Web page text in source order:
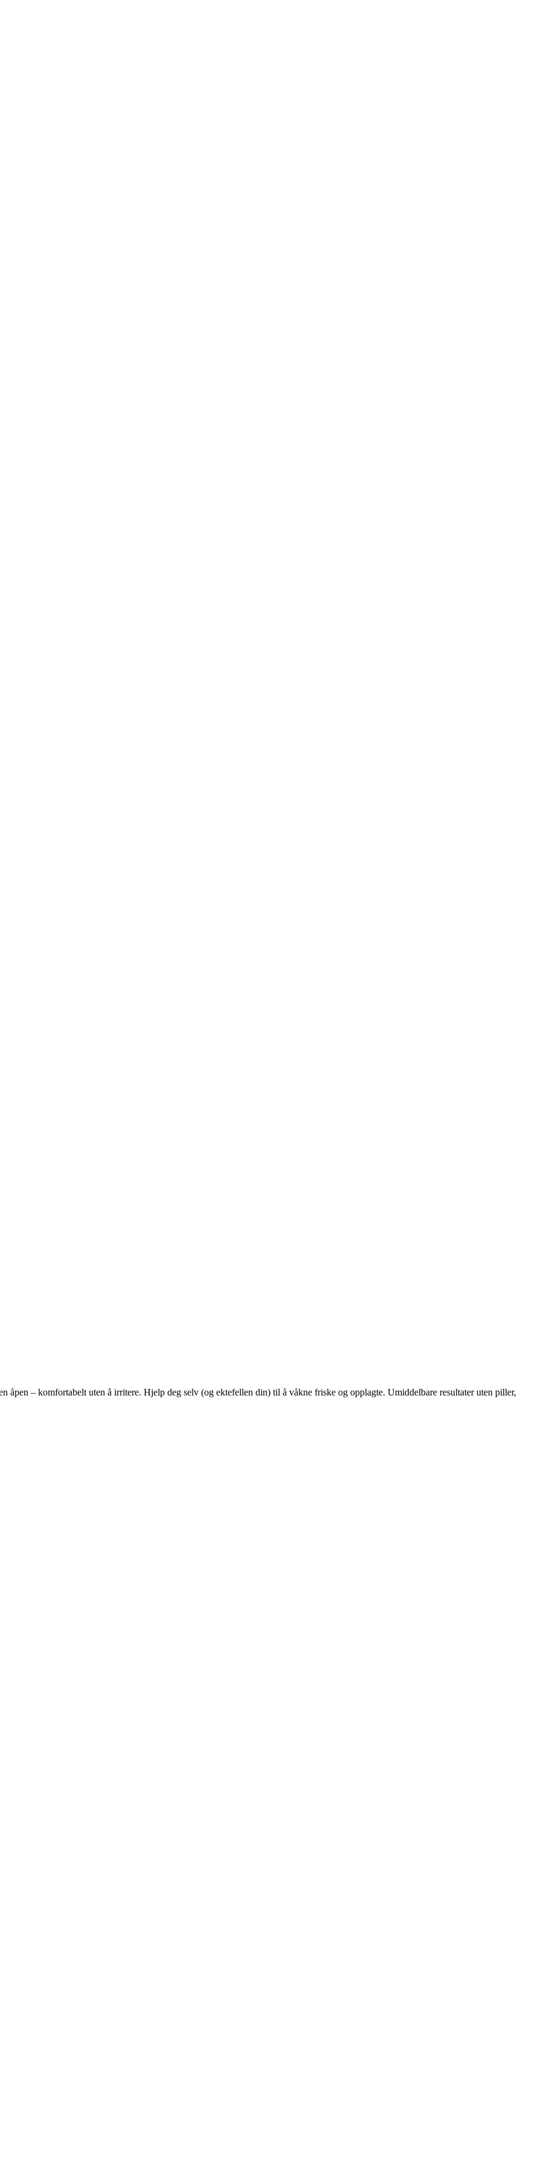
åpen – komfortabelt uten å irritere. Hjelp deg selv (og ektefellen din) til å våkne friske og opplagte. Umiddelbare resultater uten piller,